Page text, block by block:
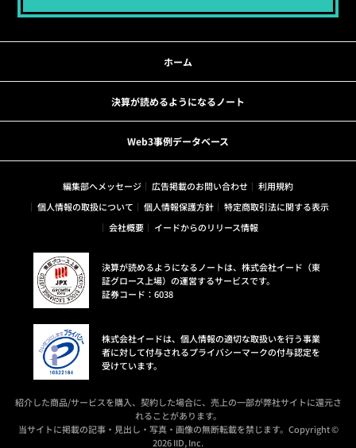
ホーム
決算が読めるようになるノート
Web3事例データベース
編集部へメッセージ 広告掲載のお問い合わせ
利用規約
個人情報の取扱について
個人情報保護方針
特定商取引法に関する表示
会社概要
イードからのリリース情報
決算が読めるようになるノートは、株式会社イード（東
証グロース上場）の運営するサービスです。
証券コード：6038
株式会社イードは、個人情報の適切な取扱いを行う事業
者に対して付与されるプライバシーマークの付与認定を
受けています。
紹介した商品/サービスを購入、契約した場合に、売上の一部が弊社サイトに還元さ
れることがあります。
当サイトに掲載の記事・見出し・写真・画像の無断転載を禁じます。Copyright ©
2026 IID, Inc.